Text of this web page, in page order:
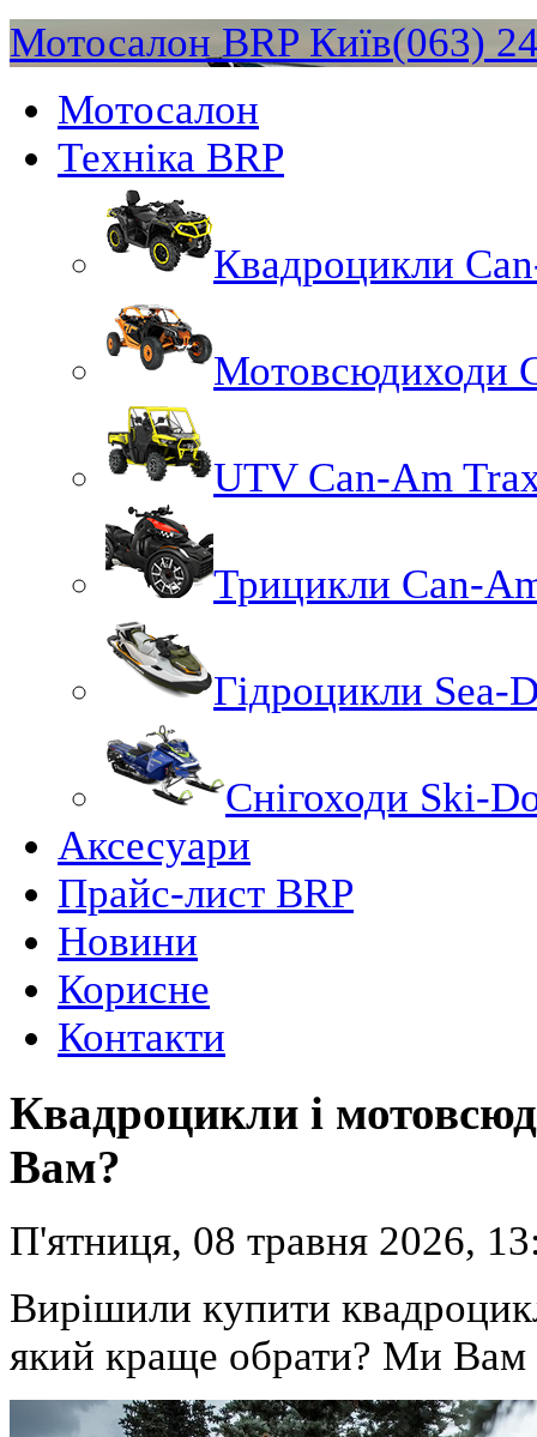
Мотосалон BRP Київ(063)
Мотосалон
Техніка BRP
Квадроцикли
Мотовсюдиходи
UTV Can-Am
Трицикли Can-
Гідроцикли Sea-
Снігоходи Ski-
Аксесуари
Прайс-лист BRP
Новини
Корисне
Контакти
Квадроцикли і
Вам?
П'ятниця, 08 травня 2026,
Вирішили купити
який краще обрати? Ми